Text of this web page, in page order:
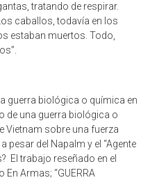
caballos, todavía en los
estaban muertos. Todo,
de una guerra biológica o
Vietnam sobre una fuerza
del Napalm y el “Agente
El trabajo reseñado en el
Armas; “GUERRA
para despejar estas